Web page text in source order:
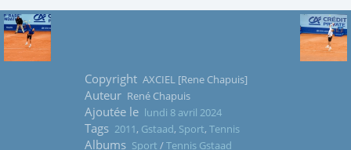
Copyright AXCIEL [Rene Chapuis]
Auteur René Chapuis
Ajoutée le lundi 8 avril 2024
Tags 2011, Gstaad, Sport, Tennis
Albums Sport /Tennis Gstaad